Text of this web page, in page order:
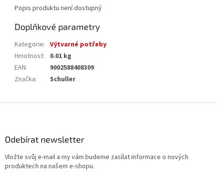
Popis produktu není dostupný
Doplňkové parametry
Kategorie: Výtvarné potřeby
Hmotnost:
0.01 kg
EAN:
9002588408309
Značka: Schuller
Odebírat newsletter
Vložte svůj e-mail a my vám budeme zasílat informace o nových
produktech na našem e-shopu.